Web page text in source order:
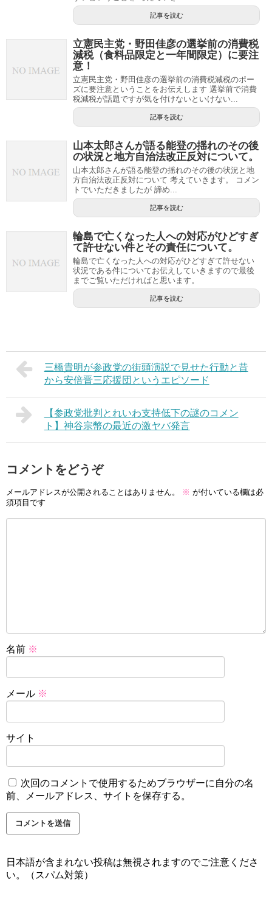
記事を読む
立憲民主党・野田佳彦の選挙前の消費税
減税（食料品限定と一年間限定）に要注
意！
立憲民主党・野田佳彦の選挙前の消費税減税のポー
ズに要注意ということをお伝えします 選挙前で消費
税減税が話題ですが気を付けないといけない...
記事を読む
山本太郎さんが語る能登の揺れのその後
の状況と地方自治法改正反対について。
山本太郎さんが語る能登の揺れのその後の状況と地
方自治法改正反対について 考えていきます。 コメン
トでいただきましたが 諦め...
記事を読む
輪島で亡くなった人への対応がひどすぎ
て許せない件とその責任について。
輪島で亡くなった人への対応がひどすぎて許せない
状況である件についてお伝えしていきますので最後
までご覧いただければと思います。
記事を読む
三橋貴明が参政党の街頭演説で見せた行動と昔
から安倍晋三応援団というエピソード
【参政党批判とれいわ支持低下の謎のコメン
ト】神谷宗幣の最近の激ヤバ発言
コメントをどうぞ
メールアドレスが公開されることはありません。 ※ が付いている欄は必
須項目です
名前 ※
メール ※
サイト
次回のコメントで使用するためブラウザーに自分の名
前、メールアドレス、サイトを保存する。
日本語が含まれない投稿は無視されますのでご注意くださ
い。（スパム対策）